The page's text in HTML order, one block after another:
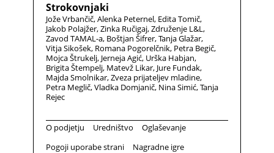
Strokovnjaki
Jože Vrbančič Alenka Peternel Edita Tomič
Jakob Polajžer Zinka Ručigaj Združenje L&L
Zavod TAMAL-a Boštjan Šifrer Tanja Glažar
Vitja Sikošek Romana Pogorelčnik Petra Begič
Mojca Štrukelj Jerneja Agić Urška Habjan
Brigita Štempelj Matevž Likar Jure Fundak
Majda Smolnikar Zveza prijateljev mladine
Petra Meglič Vladka Domjanič Nina Simić Tanja
Rejec
O podjetju Uredništvo
Oglaševanje
Pogoji uporabe strani
Nagradne igre